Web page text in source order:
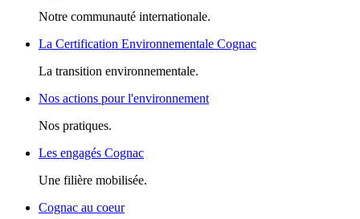
Notre communauté internationale.
La Certification Environnementale Cognac
La transition environnementale.
Nos actions pour l'environnement
Nos pratiques.
Les engagés Cognac
Une filière mobilisée.
Cognac au coeur